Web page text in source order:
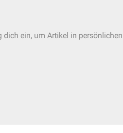
dich ein, um Artikel in